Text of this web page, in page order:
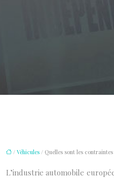
/ Véhicules / Quelles sont les
L’industrie automobile